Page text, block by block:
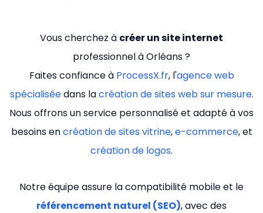
Vous cherchez à créer un site internet
professionnel à Orléans ?
Faites confiance à ProcessX.fr, l'agence web
spécialiséedans lacréation de sites web sur mesure.
Nous offrons un service personnalisé et adapté à vos
besoins encréation de sites vitrine,e-commerce, et
création de logos.
Notre équipe assure la compatibilité mobile et le
référencement naturel (SEO), avec des